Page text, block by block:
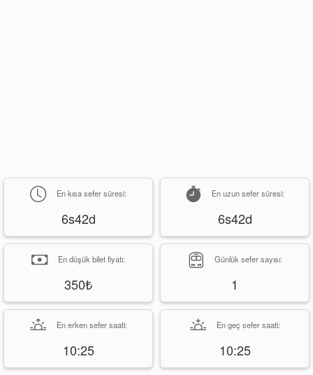
En kısa sefer süresi:
6s42d
En uzun sefer süresi:
6s42d
En düşük bilet fiyatı:
350₺
Günlük sefer sayısı:
1
En erken sefer saati:
10:25
En geç sefer saati:
10:25